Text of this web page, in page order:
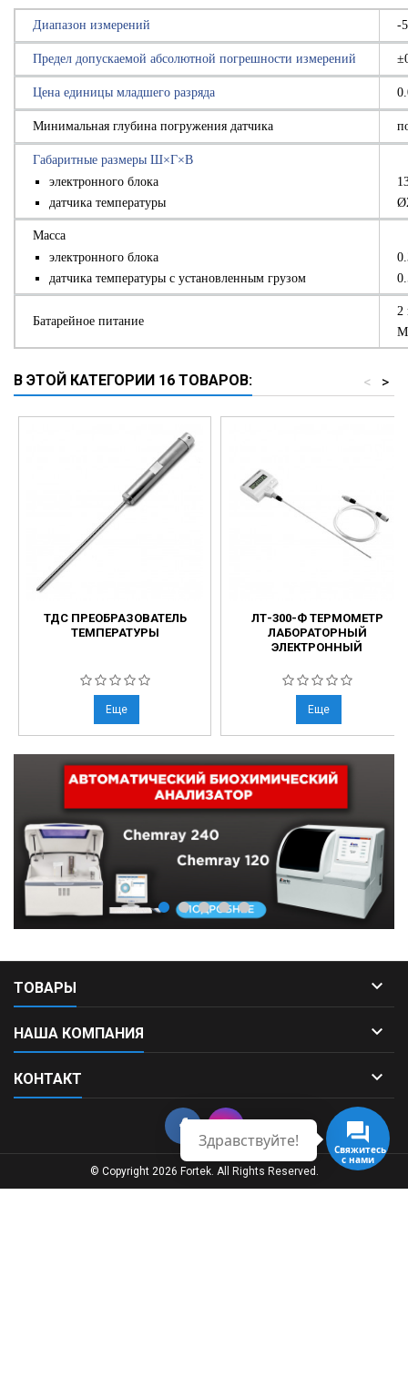
Диапазон измерений -
Предел допускаемой абсолютной погрешности измерений
Цена единицы младшего разряда
Минимальная глубина погружения датчика
Габаритные размеры Ш×Г×В
электронного блока
датчика температуры
Масса
электронного блока
датчика температуры с установленным грузом
Батарейное питание
2
В ЭТОЙ КАТЕГОРИИ 16 ТОВАРОВ: >
<
ТДС ПРЕОБРАЗОВАТЕЛЬ
ТЕМПЕРАТУРЫ
Еще
ЛТ-300-Ф ТЕРМОМЕТР
ЛАБОРАТОРНЫЙ
ЭЛЕКТРОННЫЙ
Еще
ТОВАРЫ 
НАША КОМПАНИЯ 
КОНТАКТ 
Свяжитесь
с нами
Здравствуйте!
© Copyright 2026 Fortek. All Rights Reserved.